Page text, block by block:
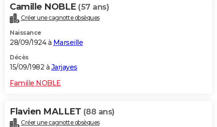
Camille NOBLE (57 ans)
Créer une cagnotte obsèques
Naissance
28/09/1924 à Marseille
Décès
15/09/1982 à Jarjayes
Famille NOBLE
Flavien MALLET (88 ans)
Créer une cagnotte obsèques